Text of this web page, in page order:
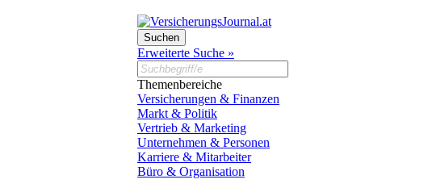
Erweiterte Suche »
Themenbereiche
Versicherungen & Finanzen
Markt & Politik
Vertrieb & Marketing
Unternehmen & Personen
Karriere & Mitarbeiter
Büro & Organisation